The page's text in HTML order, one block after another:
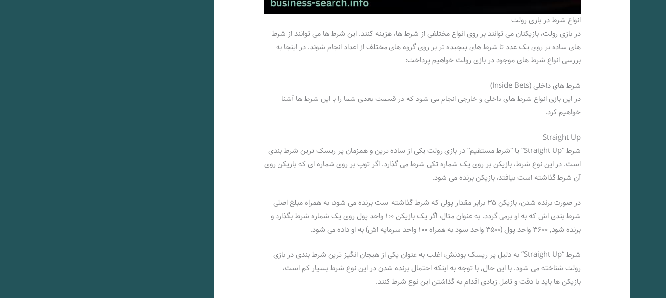
انواع شرط در بازی رولت
در بازی رولت، بازیکنان می‌ توانند بر روی انواع مختلفی از شرط‌ ها، هزینه کنند. این شرط‌ ها می‌ توانند از شرط‌
های ساده‌ بر روی یک عدد تا شرط‌ های پیچیده‌ تر بر روی گروه‌ های مختلف از اعداد انجام شوند. در اینجا به
بررسی انواع شرط‌ های موجود در بازی رولت خواهیم پرداخت:
شرط‌ های داخلی (Inside Bets)
در این بازی انواع شرط های داخلی و خارجی انجام می شود که در قسمت بعدی شما را با این شرط ها آشنا
خواهیم کرد.
Straight Up
شرط “Straight Up” یا “شرط مستقیم” در بازی رولت یکی از ساده‌ ترین و همزمان پر ریسک‌ ترین شرط‌ بندی
است. در این نوع شرط، بازیکن بر روی یک شماره تکی شرط می‌ گذارد. اگر توپ بر روی شماره‌ ای که بازیکن روی
آن شرط گذاشته است بیافتد، بازیکن برنده می‌ شود.
در صورت برنده شدن، بازیکن ۳۵ برابر مقدار پولی که شرط گذاشته است برنده می‌ شود، به همراه مبلغ اصلی
شرط‌ بندی‌ اش که به او برمی‌ گردد. به عنوان مثال، اگر یک بازیکن ۱۰۰ واحد پول روی یک شماره شرط بگذارد و
برنده شود, ۳۶۰۰ واحد پول (۳۵۰۰ واحد سود به همراه ۱۰۰ واحد سرمایه‌ اش) به او داده می‌ شود.
شرط “Straight Up” به دلیل پر ریسک بودنش، اغلب به عنوان یکی از هیجان‌ انگیز ترین شرط‌ بندی در بازی
رولت شناخته می‌ شود. با این حال, با توجه به اینکه احتمال برنده شدن در این نوع شرط بسیار کم است،
بازیکن‌ ها باید با دقت و تامل زیادی اقدام به گذاشتن این نوع شرط کنند.